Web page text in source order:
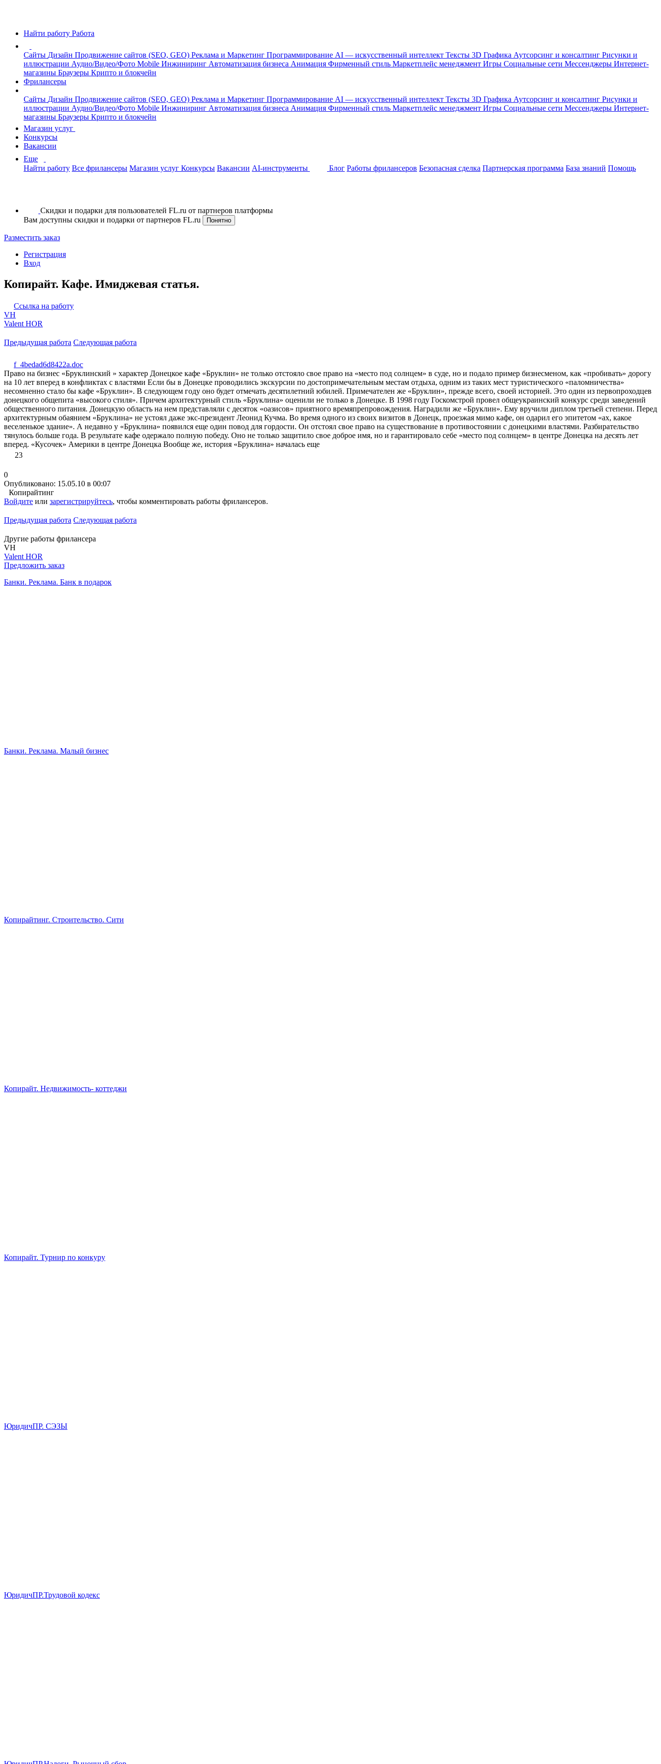
Найти работу Работа
Сайты Дизайн Продвижение сайтов (SEO, GEO) Реклама и Маркетинг Программирование AI — искусственный интеллект Тексты 3D Графика Аутсорсинг и консалтинг Рисунки и
иллюстрации Аудио/Видео/Фото Mobile Инжиниринг Автоматизация бизнеса Анимация Фирменный стиль Маркетплейс менеджмент Игры Социальные сети Мессенджеры Интернет-
магазины Браузеры Крипто и блокчейн
Фрилансеры
Сайты Дизайн Продвижение сайтов (SEO, GEO) Реклама и Маркетинг Программирование AI — искусственный интеллект Тексты 3D Графика Аутсорсинг и консалтинг Рисунки и
иллюстрации Аудио/Видео/Фото Mobile Инжиниринг Автоматизация бизнеса Анимация Фирменный стиль Маркетплейс менеджмент Игры Социальные сети Мессенджеры Интернет-
магазины Браузеры Крипто и блокчейн
Магазин услуг
Конкурсы
Вакансии
Еще
Найти работу Все фрилансеры Магазин услуг Конкурсы Вакансии AI-инструменты Блог Работы фрилансеров Безопасная сделка Партнерская программа База знаний Помощь
Скидки и подарки для пользователей FL.ru от партнеров платформы
Вам доступны скидки и подарки от партнеров FL.ru
Понятно
Разместить заказ
Регистрация
Вход
Копирайт. Кафе. Имиджевая статья.
Ссылка на работу
VH
Valent HOR
Предыдущая работа Следующая работа
f_4bedad6d8422a.doc
Право на бизнес «Бруклинский » характер Донецкое кафе «Бруклин» не только отстояло свое право на «место под солнцем» в суде, но и подало пример бизнесменом, как «пробивать» дорогу
на 10 лет вперед в конфликтах с властями Если бы в Донецке проводились экскурсии по достопримечательным местам отдыха, одним из таких мест туристического «паломничества»
несомненно стало бы кафе «Бруклин». В следующем году оно будет отмечать десятилетний юбилей. Примечателен же «Бруклин», прежде всего, своей историей. Это один из первопроходцев
донецкого общепита «высокого стиля». Причем архитектурный стиль «Бруклина» оценили не только в Донецке. В 1998 году Госкомстрой провел общеукраинский конкурс среди заведений
общественного питания. Донецкую область на нем представляли с десяток «оазисов» приятного времяпрепровождения. Наградили же «Бруклин». Ему вручили диплом третьей степени. Перед
архитектурным обаянием «Бруклина» не устоял даже экс-президент Леонид Кучма. Во время одного из своих визитов в Донецк, проезжая мимо кафе, он одарил его эпитетом «ах, какое
веселенькое здание». А недавно у «Бруклина» появился еще один повод для гордости. Он отстоял свое право на существование в противостоянии с донецкими властями. Разбирательство
тянулось больше года. В результате кафе одержало полную победу. Оно не только защитило свое доброе имя, но и гарантировало себе «место под солнцем» в центре Донецка на десять лет
вперед. «Кусочек» Америки в центре Донецка Вообще же, история «Бруклина» началась еще
23
0
Опубликовано: 15.05.10 в 00:07
Копирайтинг
Войдите или зарегистрируйтесь, чтобы комментировать работы фрилансеров.
Предыдущая работа Следующая работа
Другие работы фрилансера
VH
Valent HOR
Предложить заказ
Банки. Реклама. Банк в подарок
Банки. Реклама. Малый бизнес
Копирайтинг. Строительство. Сити
Копирайт. Недвижимость- коттеджи
Копирайт. Турнир по конкуру
ЮридичПР. СЭЗЫ
ЮридичПР.Трудовой кодекс